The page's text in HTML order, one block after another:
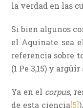
la verdad en las
Si bien algunos
el Aquinate sea
referencia sobre
(1 Pe 3,15) y
Ya en el corpus,
de esta ciencia[5]